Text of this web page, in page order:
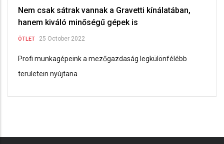
Nem csak sátrak vannak a Gravetti kínálatában,
hanem kiváló minőségű gépek is
ÖTLET 25 October 2022
Profi munkagépeink a mezőgazdaság legkülönfélébb
területein nyújtana